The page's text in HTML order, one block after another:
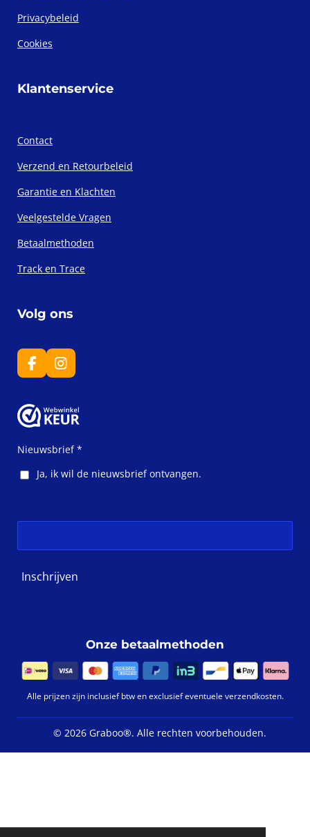
Privacybeleid
Cookies
Klantenservice
Contact
Verzend en Retourbeleid
Garantie en Klachten
Veelgestelde Vragen
Betaalmethoden
Track en Trace
Volg ons
F
a
e
b
o
I
n
t
a
r
m
Nieuwsbrief *
Ja, ik wil de nieuwsbrief ontvangen.
Inschrijven
Onze betaalmethoden
Alle prijzen zijn inclusief btw en exclusief eventuele verzendkosten.
© 2026 Graboo®. Alle rechten voorbehouden.